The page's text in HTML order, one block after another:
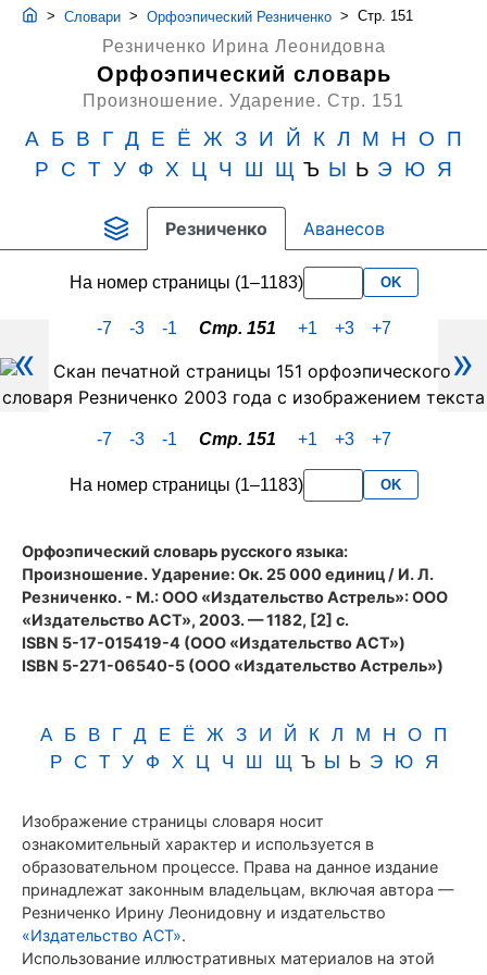
> Словари > Орфоэпический Резниченко > Стр. 151
Резниченко Ирина Леонидовна
Орфоэпический словарь
Произношение. Ударение. Стр. 151
А Б В Г Д Е Ё Ж З И Й К Л М Н О
П
Р
С Т У Ф Х Ц Ч Ш Щ Ъ Ы Ь Э Ю Я
Резниченко Аванесов
На номер страницы (1–1183) OK
-7 -3 -1 Стр. 151 +1 +3 +7
Скан
PDF-
Резниченко
« »
-7 -3 -1 Стр. 151 +1 +3 +7
На номер страницы (1–1183) OK
Орфоэпический словарь русского языка:
Произношение. Ударение: Ок. 25 000 единиц / И. Л.
Резниченко. - М.: ООО «Издательство Астрель»: ООО
«Издательство АСТ», 2003. — 1182, [2] с.
ISBN 5-17-015419-4 (ООО «Издательство АСТ»)
ISBN 5-271-06540-5 (ООО «Издательство Астрель»)
А Б В Г Д Е Ё Ж З И Й К Л М Н О П
Р С Т У Ф Х Ц Ч Ш Щ Ъ Ы Ь Э Ю Я
Изображение страницы словаря носит
ознакомительный характер и используется в
образовательном процессе. Права на данное издание
принадлежат законным владельцам, включая автора —
Резниченко Ирину Леонидовну и издательство
«Издательство АСТ».
Использование иллюстративных материалов на этой